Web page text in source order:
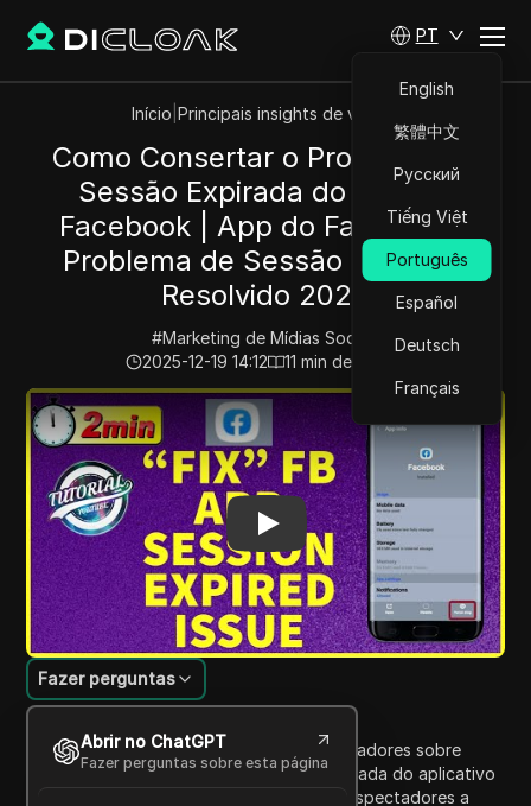
PT
English
繁體中文
Русский
Tiếng Việt
Português
Español
Deutsch
Français
Início Principais insights de vídeos
Como Consertar o Problema de
Sessão Expirada do App do
Facebook | App do Facebook |
Problema de Sessão Expirada
Resolvido 2025
#Marketing de Mídias Sociais
2025-12-19 14:12
11 min de leitura
Play Video:Como Consertar o Problema de Sessão
Introdução ao Conteúdo
Fazer perguntas
Abrir no ChatGPT
Fazer perguntas sobre esta página
Neste episódio, o vídeo orienta os espectadores sobre
como corrigir o problema de 'sessão expirada do aplicativo
Facebook'. O apresentador incentiva os espectadores a